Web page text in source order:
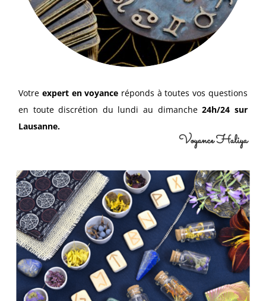
Votreexpert en voyance réponds à toutes vos questions
en toute discrétion du lundi au dimanche24h/24 sur
Lausanne.
Voyance Haliya